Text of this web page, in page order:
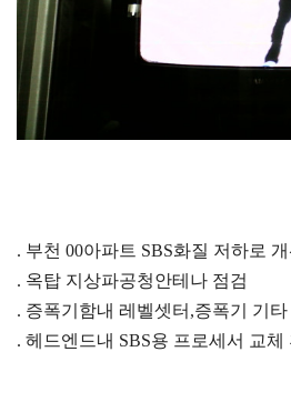
. 부천 00아파트 SBS화질 저하로
. 옥탑 지상파공청안테나 점검
. 증폭기함내 레벨셋터,증폭기 기타
. 헤드엔드내 SBS용 프로세서 교체